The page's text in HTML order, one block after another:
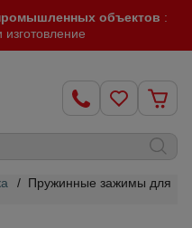
объектов :
/ Пружинные зажимы для